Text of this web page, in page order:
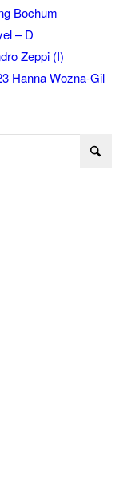
Bochum
– D
Zeppi (I)
Hanna Wozna-Gil